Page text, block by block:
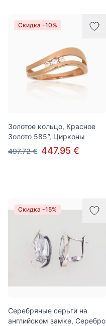
Скидка -10%
Золотое кольцо, Красное
Золото 585°, Цирконы
497.72 € 447.95 €
Скидка -15%
Серебряные серьги на
английском замке, Серебро